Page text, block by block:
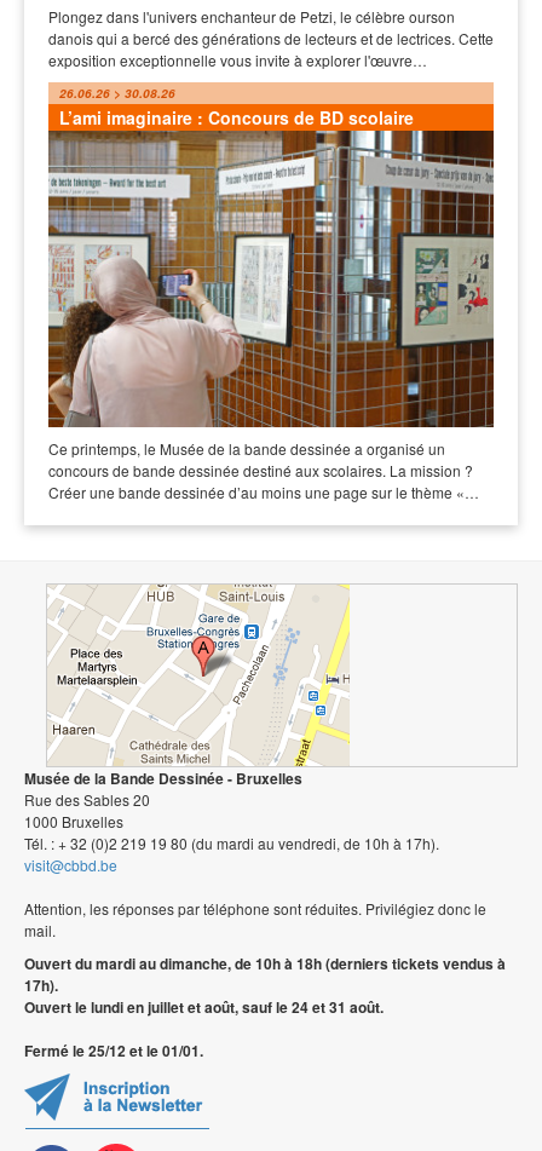
Plongez dans l'univers enchanteur de Petzi, le célèbre ourson
danois qui a bercé des générations de lecteurs et de lectrices. Cette
exposition exceptionnelle vous invite à explorer l'œuvre…
26.06.26 > 30.08.26
L’ami imaginaire : Concours de BD scolaire
Ce printemps, le Musée de la bande dessinée a organisé un
concours de bande dessinée destiné aux scolaires. La mission ?
Créer une bande dessinée d’au moins une page sur le thème «…
Musée de la Bande Dessinée - Bruxelles
Rue des Sables 20
1000 Bruxelles
Tél. : + 32 (0)2 219 19 80 (du mardi au vendredi, de 10h à 17h).
visit@cbbd.be
Attention, les réponses par téléphone sont réduites. Privilégiez donc le
mail.
Ouvert du mardi au dimanche, de 10h à 18h (derniers tickets vendus à
17h).
Ouvert le lundi en juillet et août, sauf le 24 et 31 août.
Fermé le 25/12 et le 01/01.